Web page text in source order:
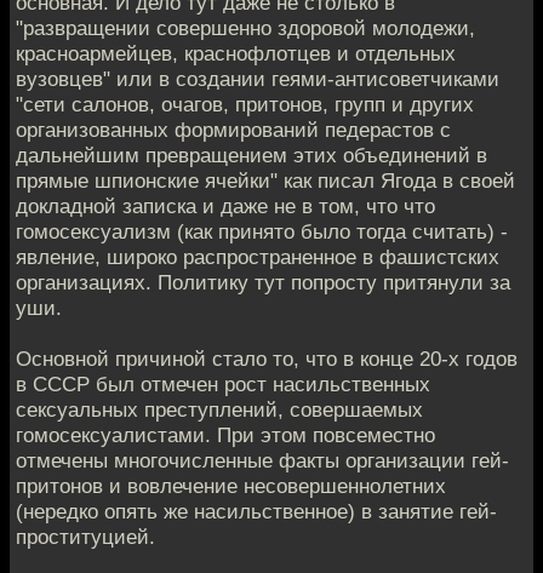
"развращении совершенно здоровой молодежи,
красноармейцев, краснофлотцев и отдельных
вузовцев" или в создании геями-антисоветчиками
"сети салонов, очагов, притонов, групп и других
организованных формирований педерастов с
дальнейшим превращением этих объединений в
прямые шпионские ячейки" как писал Ягода в своей
докладной записка и даже не в том, что что
гомосексуализм (как принято было тогда считать) -
явление, широко распространенное в фашистских
организациях. Политику тут попросту притянули за
уши.
Основной причиной стало то, что в конце 20-х годов
в СССР был отмечен рост насильственных
сексуальных преступлений, совершаемых
гомосексуалистами. При этом повсеместно
отмечены многочисленные факты организации гей-
притонов и вовлечение несовершеннолетних
(нередко опять же насильственное) в занятие гей-
проституцией.